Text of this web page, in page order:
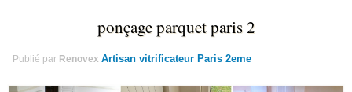
ponçage parquet paris 2
Publié par Renovex Artisan vitrificateur Paris 2eme